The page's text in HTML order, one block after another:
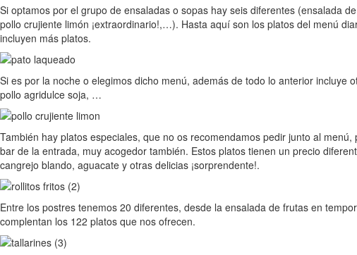
Si optamos por el grupo de ensaladas o sopas hay seis diferentes (ensalada
pollo crujiente limón ¡extraordinario!,…). Hasta aquí son los platos del menú
incluyen más platos.
Si es por la noche o elegimos dicho menú, además de todo lo anterior
pollo agridulce soja, …
También hay platos especiales, que no os recomendamos pedir junto al
bar de la entrada, muy acogedor también. Estos platos tienen un precio
cangrejo blando, aguacate y otras delicias ¡sorprendente!.
Entre los postres tenemos 20 diferentes, desde la ensalada de frutas en
complentan los 122 platos que nos ofrecen.